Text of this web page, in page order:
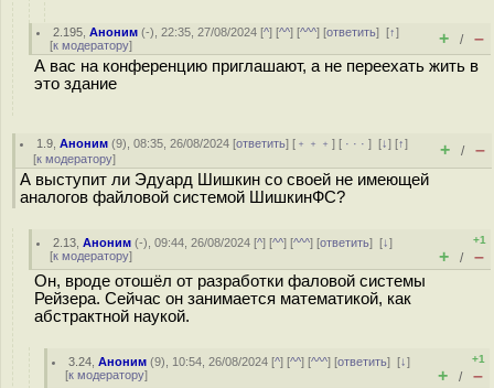
2.195 ,Аноним (-), 22:35, 27/08/2024 [^] [^^] [^^^] [ответить][↑]
[к модератору] + / –
А вас на конференцию приглашают, а не переехать жить в
это здание
1.9 ,Аноним (9), 08:35, 26/08/2024 [ответить] [ ﹢﹢﹢] [ · · ·][↓] [↑]
[к модератору] + / –
А выступит ли Эдуард Шишкин со своей не имеющей
аналогов файловой системой ШишкинФС?
2.13 ,Аноним (-), 09:44, 26/08/2024 [^] [^^] [^^^] [ответить][↓]
[к модератору]
+1
+ / –
Он, вроде отошёл от разработки фаловой системы
Рейзера. Сейчас он занимается математикой, как
абстрактной наукой.
3.24 ,Аноним (9), 10:54, 26/08/2024 [^] [^^] [^^^] [ответить][↓]
[к модератору]
+1
+ / –